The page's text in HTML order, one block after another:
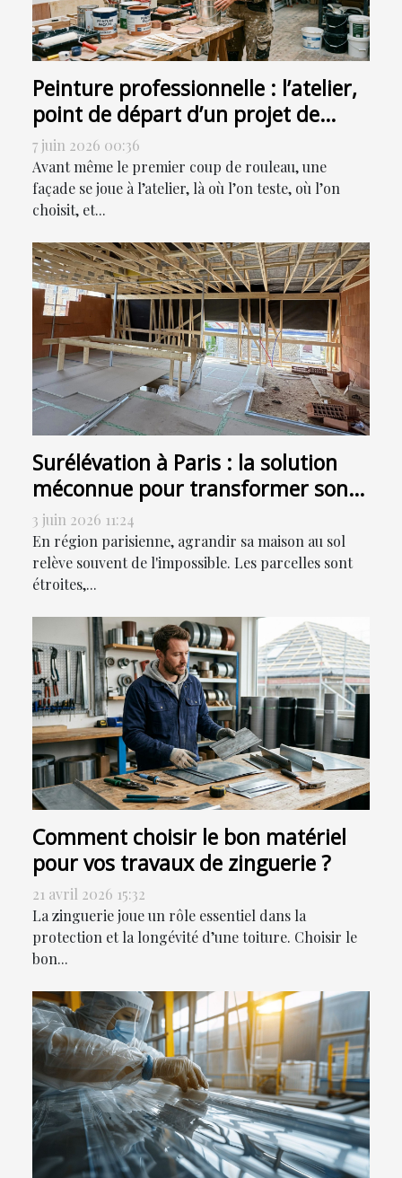
Peinture professionnelle : l’atelier,
point de départ d’un projet de
façade réussi
7 juin 2026 00:36
Avant même le premier coup de rouleau, une
façade se joue à l’atelier, là où l’on teste, où l’on
choisit, et...
Surélévation à Paris : la solution
méconnue pour transformer son
habitat sans déménager
3 juin 2026 11:24
En région parisienne, agrandir sa maison au sol
relève souvent de l'impossible. Les parcelles sont
étroites,...
Comment choisir le bon matériel
pour vos travaux de zinguerie ?
21 avril 2026 15:32
La zinguerie joue un rôle essentiel dans la
protection et la longévité d’une toiture. Choisir le
bon...